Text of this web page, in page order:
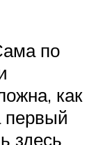
по
как
первый
здесь